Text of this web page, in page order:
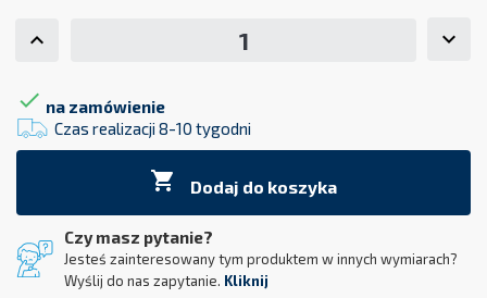
 na zamówienie
Czas realizacji 8-10 tygodni
 Dodaj do koszyka
Czy masz pytanie?
Jesteś zainteresowany tym produktem w innych wymiarach?
Wyślij do nas zapytanie. Kliknij